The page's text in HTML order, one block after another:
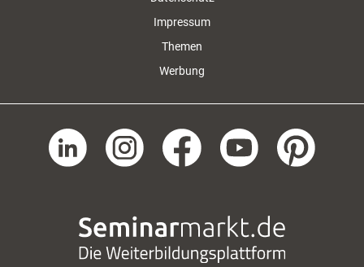
Impressum
Themen
Werbung